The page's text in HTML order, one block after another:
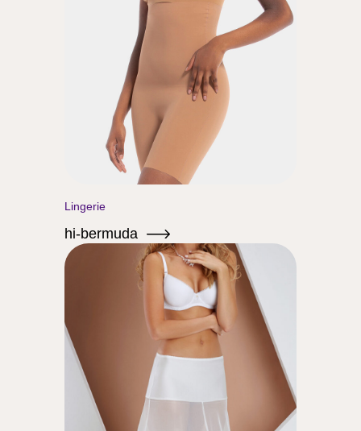
Lingerie
hi-bermuda